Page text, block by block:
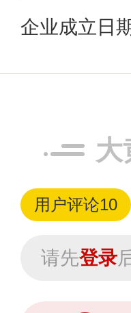
企业成立日
大
用户评论10
请先登录